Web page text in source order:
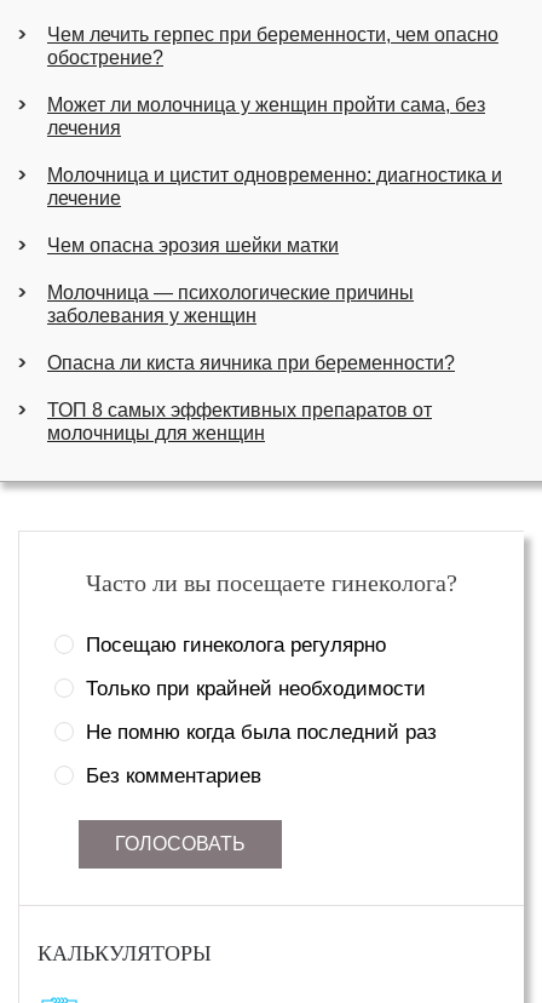
Чем лечить герпес при беременности, чем опасно
обострение?
Может ли молочница у женщин пройти сама, без
лечения
Молочница и цистит одновременно: диагностика и
лечение
Чем опасна эрозия шейки матки
Молочница — психологические причины
заболевания у женщин
Опасна ли киста яичника при беременности?
ТОП 8 самых эффективных препаратов от
молочницы для женщин
Часто ли вы посещаете гинеколога?
Посещаю гинеколога регулярно
Только при крайней необходимости
Не помню когда была последний раз
Без комментариев
ГОЛОСОВАТЬ
КАЛЬКУЛЯТОРЫ